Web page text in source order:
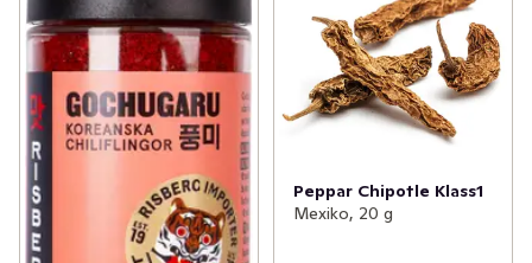
Peppar Chipotle Klass1
Mexiko, 20 g